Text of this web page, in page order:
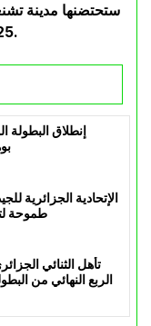
2025 وتستمر إلى غاية 17 من الشهر ذاته.
إنطلاق البطولة
الإتحادية الجزائرية
طموحة
تأهل الثنائي
الربع النهائي من